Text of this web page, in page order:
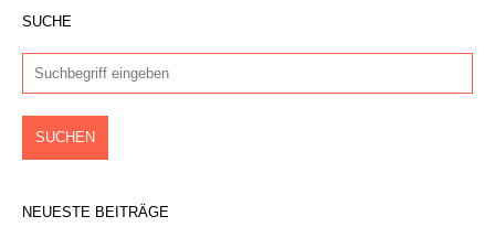
SUCHE
NEUESTE BEITRÄGE